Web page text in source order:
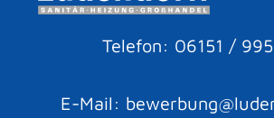
Telefon: 06151 /
E-Mail: